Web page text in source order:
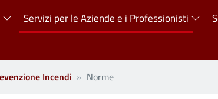
Servizi per le Aziende e i Professionisti
Incendi Norme